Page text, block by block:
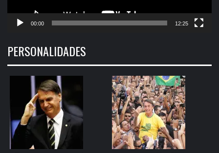
00:00 12:25
PERSONALIDADES